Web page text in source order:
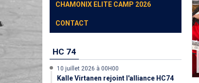
CHAMONIX ELITE CAMP 2026
CONTACT
HC 74
10 juillet 2026 à 00H00
Kalle Virtanen rejoint l'alliance HC74